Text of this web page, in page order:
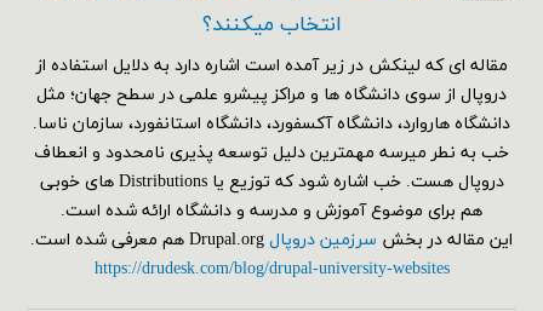
انتخاب میکنند؟
مقاله ای که لینکش در زیر آمده است اشاره دارد به دلایل استفاده از
دروپال از سوی دانشگاه ها و مراکز پیشرو علمی در سطح جهان؛ مثل
دانشگاه هاروارد، دانشگاه آکسفورد، دانشگاه استانفورد، سازمان ناسا.
خب به نطر میرسه مهمترین دلیل توسعه پذیری نامحدود و انعطاف
دروپال هست. خب اشاره شود که توزیع یا Distributions های خوبی
هم برای موضوع آموزش و مدرسه و دانشگاه ارائه شده است.
این مقاله در بخش سرزمین دروپالDrupal.org هم معرفی شده است.
https://drudesk.com/blog/drupal-university-websites